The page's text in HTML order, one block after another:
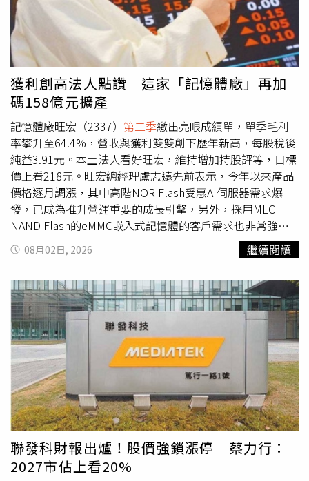
步放大，上半年及單季營運都有望改寫亮眼紀錄。
獲利創高法人點讚 這家「記憶體廠」再加
碼158億元擴產
記憶體廠旺宏（2337） 第二季繳出亮眼成績單，單季毛利
率攀升至64.4%，營收與獲利雙雙創下歷年新高，每股稅後
純益3.91元。本土法人看好旺宏，維持增加持股評等，目標
價上看218元。旺宏總經理盧志遠先前表示，今年以來產品
價格逐月調漲，其中高階NOR Flash受惠AI伺服器需求爆
發，已成為推升營運重要的成長引擎，另外，採用MLC
NAND Flash的eMMC嵌入式記憶體的客戶需求也非常強
勁。此外，也因公司持續採取逐月議價模式，旺宏預期第三
季及第四季價格仍有上漲空間。法人認為，在需求持續強
勁、產能逐步開出的情況下，旺宏毛利率未來朝80%邁進並
非不可能。看好市場需求，旺宏今年規劃資本支出220億
元，7月28日董事會又新增158億元資本支出。盧志遠表
示，新增158億元投資中約110億元將用於生產設備，其餘
則投入廠務、天車運輸系統及後段測試設備。另外，近期市
場擔憂中國長江存儲提前擴產可能帶來競爭壓力，盧志遠也
表示，長江存儲產品定位較接近三星及鎧俠等國際大廠，與
旺宏主攻的NOR Flash市場重疊度不高。
08月02日, 2026 繼續閱讀
聯發科財報出爐！股價強鎖漲停 蔡力行：
2027市佔上看20%